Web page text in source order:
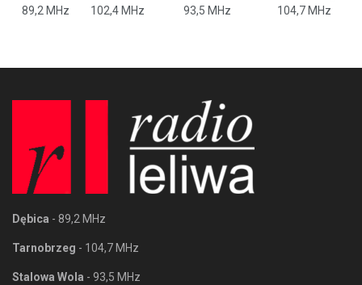
89,2 MHz
102,4 MHz 93,5 MHz 104,7 MHz
Dębica - 89,2 MHz
Tarnobrzeg - 104,7 MHz
Stalowa Wola - 93,5 MHz